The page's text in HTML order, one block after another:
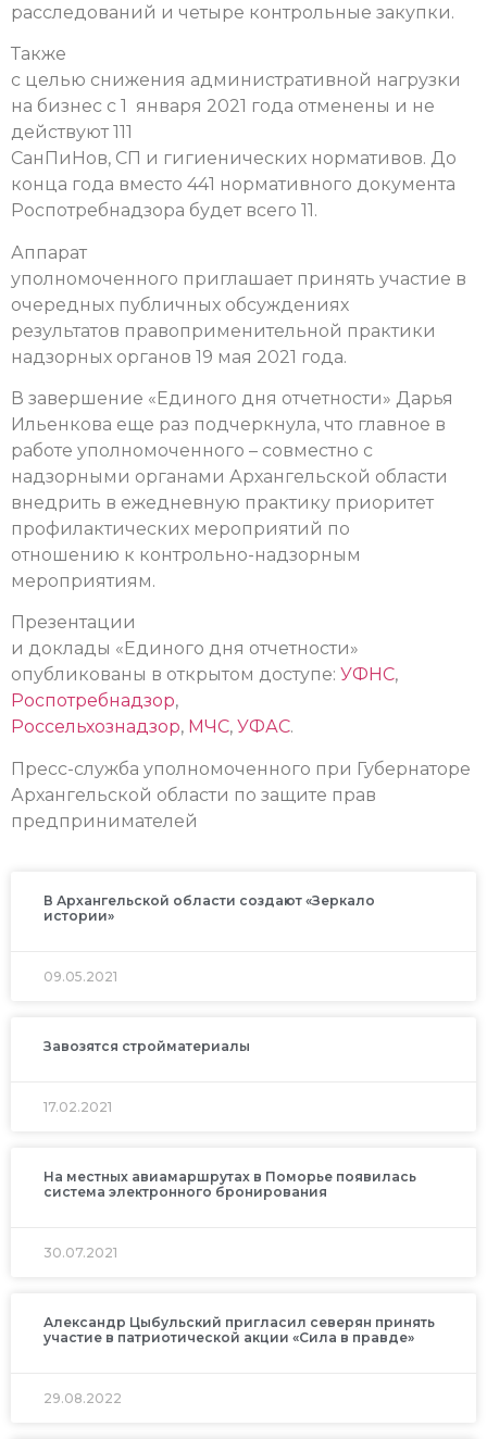
расследований и четыре контрольные закупки.
Также
с целью снижения административной нагрузки
на бизнес с 1 января 2021 года отменены и не
действуют 111
СанПиНов, СП и гигиенических нормативов. До
конца года вместо 441 нормативного документа
Роспотребнадзора будет всего 11.
Аппарат
уполномоченного приглашает принять участие в
очередных публичных обсуждениях
результатов правоприменительной практики
надзорных органов 19 мая 2021 года.
В завершение «Единого дня отчетности» Дарья
Ильенкова еще раз подчеркнула, что главное в
работе уполномоченного – совместно с
надзорными органами Архангельской области
внедрить в ежедневную практику приоритет
профилактических мероприятий по
отношению к контрольно-надзорным
мероприятиям.
Презентации
и доклады «Единого дня отчетности»
опубликованы в открытом доступе: УФНС,
Роспотребнадзор,
Россельхознадзор, МЧС, УФАС.
Пресс-служба уполномоченного при Губернаторе
Архангельской области по защите прав
предпринимателей
В Архангельской области создают «Зеркало
истории»
09.05.2021
Завозятся стройматериалы
17.02.2021
На местных авиамаршрутах в Поморье появилась
система электронного бронирования
30.07.2021
Александр Цыбульский пригласил северян принять
участие в патриотической акции «Сила в правде»
29.08.2022